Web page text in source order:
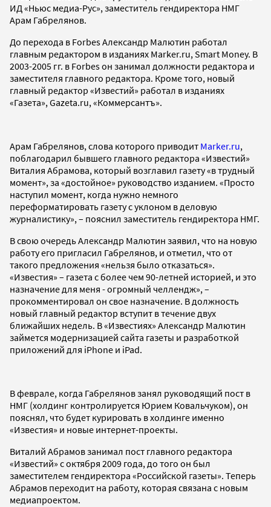
ИД «Ньюс медиа-Рус», заместитель гендиректора НМГ
Арам Габрелянов.
До перехода в Forbes Александр Малютин работал
главным редактором в изданиях Marker.ru, Smart Money. В
2003-2005 гг. в Forbes он занимал должности редактора и
заместителя главного редактора. Кроме того, новый
главный редактор «Известий» работал в изданиях
«Газета», Gazeta.ru, «Коммерсантъ».
Арам Габрелянов, слова которого приводит Marker.ru,
поблагодарил бывшего главного редактора «Известий»
Виталия Абрамова, который возглавил газету «в трудный
момент», за «достойное» руководство изданием. «Просто
наступил момент, когда нужно немного
переформатировать газету с уклоном в деловую
журналистику», – пояснил заместитель гендиректора НМГ.
В свою очередь Александр Малютин заявил, что на новую
работу его пригласил Габрелянов, и отметил, что от
такого предложения «нельзя было отказаться».
«Известия» – газета с более чем 90-летней историей, и это
назначение для меня - огромный челлендж», –
прокомментировал он свое назначение. В должность
новый главный редактор вступит в течение двух
ближайших недель. В «Известиях» Александр Малютин
займется модернизацией сайта газеты и разработкой
приложений для iPhone и iPad.
В феврале, когда Габрелянов занял руководящий пост в
НМГ (холдинг контролируется Юрием Ковальчуком), он
пояснял, что будет курировать в холдинге именно
«Известия» и новые интернет-проекты.
Виталий Абрамов занимал пост главного редактора
«Известий» с октября 2009 года, до того он был
заместителем гендиректора «Российской газеты». Теперь
Абрамов переходит на работу, которая связана с новым
медиапроектом.